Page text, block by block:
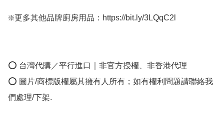
❇️更多其他品牌廚房用品：https://bit.ly/3LQqC2l
⭕ 台灣代購／平行進口｜非官方授權、非香港代理
⭕ 圖片/商標版權屬其擁有人所有；如有權利問題請聯絡我
們處理/下架.